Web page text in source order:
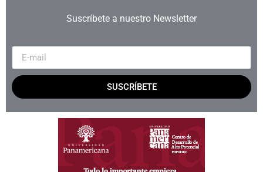
Suscríbete a nuestro Newsletter
SUSCRÍBETE